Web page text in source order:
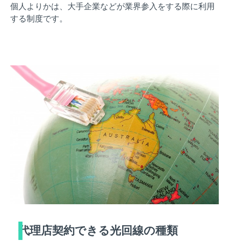
個人よりかは、大手企業などが業界参入をする際に利用
する制度です。
代理店契約できる光回線の種類